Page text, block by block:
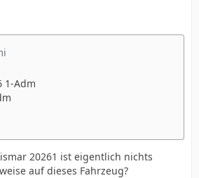
1-Adm
20261 ist eigentlich nichts
auf dieses Fahrzeug?